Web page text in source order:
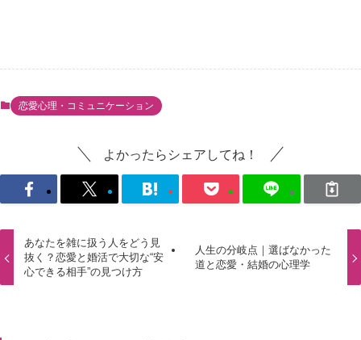
恋愛心理・コミュニケーション
よかったらシェアしてね！
あなたを雑に扱う人をどう見
抜く？恋愛と婚活で大切な“安
心できる相手”の見つけ方
人生の分岐点｜選ばなかった
道と恋愛・結婚の心理学